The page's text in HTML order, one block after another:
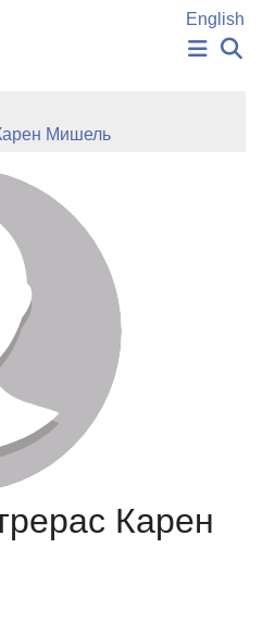
English
РУКОПИСЬ
ЗНАНИЙ
СЛОВА
Мишель
Карен